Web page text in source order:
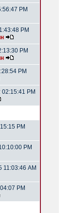
PM
PM
PM
PM
PM
PM
PM
11:03:46 AM
PM